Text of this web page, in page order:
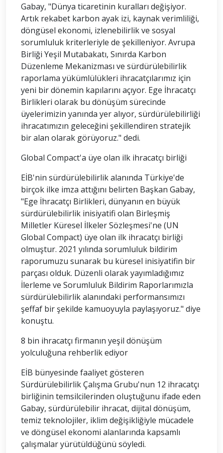
Gabay, "Dünya ticaretinin kuralları değişiyor.
Artık rekabet karbon ayak izi, kaynak verimliliği,
döngüsel ekonomi, izlenebilirlik ve sosyal
sorumluluk kriterleriyle de şekilleniyor. Avrupa
Birliği Yeşil Mutabakatı, Sınırda Karbon
Düzenleme Mekanizması ve sürdürülebilirlik
raporlama yükümlülükleri ihracatçılarımız için
yeni bir dönemin kapılarını açıyor. Ege İhracatçı
Birlikleri olarak bu dönüşüm sürecinde
üyelerimizin yanında yer alıyor, sürdürülebilirliği
ihracatımızın geleceğini şekillendiren stratejik
bir alan olarak görüyoruz." dedi.
Global Compact'a üye olan ilk ihracatçı birliği
EİB'nin sürdürülebilirlik alanında Türkiye'de
birçok ilke imza attığını belirten Başkan Gabay,
"Ege İhracatçı Birlikleri, dünyanın en büyük
sürdürülebilirlik inisiyatifi olan Birleşmiş
Milletler Küresel İlkeler Sözleşmesi'ne (UN
Global Compact) üye olan ilk ihracatçı birliği
olmuştur. 2021 yılında sorumluluk bildirim
raporumuzu sunarak bu küresel inisiyatifin bir
parçası olduk. Düzenli olarak yayımladığımız
İlerleme ve Sorumluluk Bildirim Raporlarımızla
sürdürülebilirlik alanındaki performansımızı
şeffaf bir şekilde kamuoyuyla paylaşıyoruz." diye
konuştu.
8 bin ihracatçı firmanın yeşil dönüşüm
yolculuğuna rehberlik ediyor
EİB bünyesinde faaliyet gösteren
Sürdürülebilirlik Çalışma Grubu'nun 12 ihracatçı
birliğinin temsilcilerinden oluştuğunu ifade eden
Gabay, sürdürülebilir ihracat, dijital dönüşüm,
temiz teknolojiler, iklim değişikliğiyle mücadele
ve döngüsel ekonomi alanlarında kapsamlı
çalışmalar yürütüldüğünü söyledi.